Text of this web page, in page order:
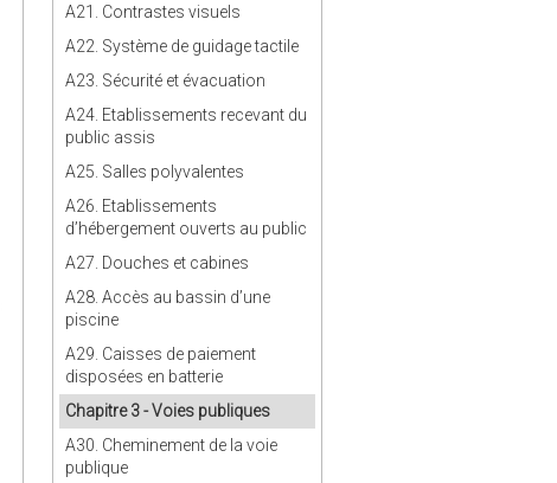
A21. Contrastes visuels
A22. Système de guidage tactile
A23. Sécurité et évacuation
A24. Etablissements recevant du
public assis
A25. Salles polyvalentes
A26. Etablissements
d’hébergement ouverts au public
A27. Douches et cabines
A28. Accès au bassin d’une
piscine
A29. Caisses de paiement
disposées en batterie
Chapitre 3 - Voies publiques
A30. Cheminement de la voie
publique